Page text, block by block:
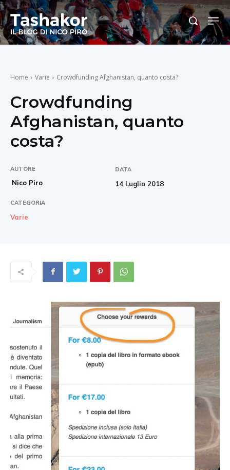
Home Varie Crowdfunding Afghanistan, quanto costa?
Crowdfunding
Afghanistan, quanto
costa?
AUTORE
Nico Piro
DATA
14 Luglio 2018
CATEGORIA
Varie